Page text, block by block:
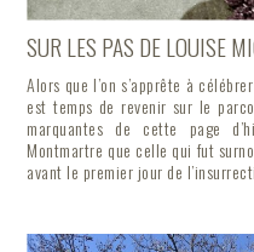
SUR LES PAS DE LOUISE
Alors que l’on s’apprête à
est temps de revenir sur le
marquantes de cette page
Montmartre que celle qui fut
avant le premier jour de